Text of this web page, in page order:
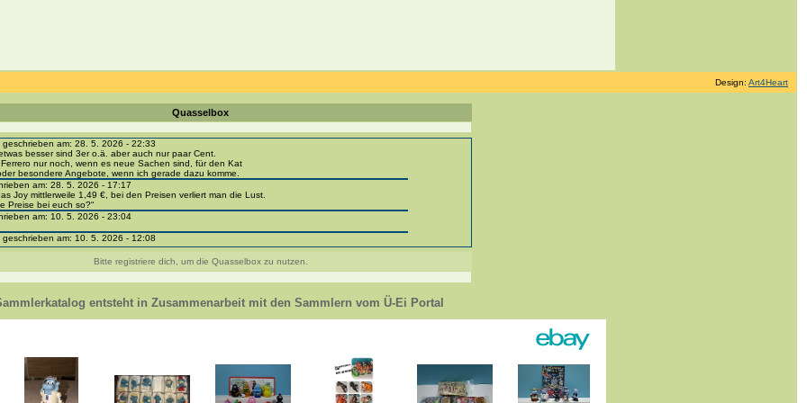
Design: Art4Heart
Quasselbox
geschrieben am: 28. 5. 2026 - 22:33
besser sind 3er o.ä. aber auch nur paar Cent.
nur noch, wenn es neue Sachen sind, für den Kat
besondere Angebote, wenn ich gerade dazu komme.
am: 28. 5. 2026 - 17:17
Joy mittlerweile 1,49 €, bei den Preisen verliert man die Lust.
Preise bei euch so?“
am: 10. 5. 2026 - 23:04
geschrieben am: 10. 5. 2026 - 12:08
portal-sammlerkatalog.de/categories.php?cat_id=1043
- BPZ obere Reihe
zur Strafe die nächsten 3 Monate keine Ü-Eier bekommen ;))
310, 318 und 326 habe ich keine BPZ
leider weggeworfen *grrrr* ;)
am: 29. 4. 2026 - 18:04
mir auch ein
geschrieben am: 28. 4. 2026 - 21:01
Erinnerung ... oder?
Bitte registriere dich, um die Quasselbox zu nutzen.
entsteht in Zusammenarbeit mit den Sammlern vom Ü-Ei Portal